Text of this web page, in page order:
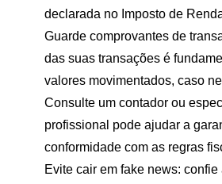
declarada no Imposto de
Guarde comprovantes de
das suas transações é
valores movimentados, caso
Consulte um contador ou
profissional pode ajudar a
conformidade com as regras
Evite cair em fake news: confie